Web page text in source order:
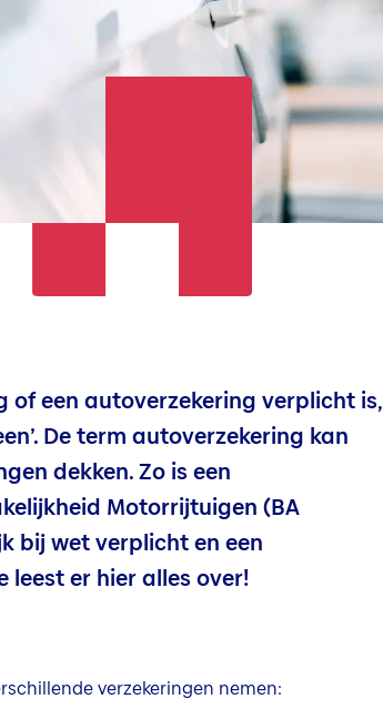
een autoverzekering verplicht is,
De term autoverzekering kan
dekken. Zo is een
Motorrijtuigen (BA
bij wet verplicht en een
leest er hier alles over!
verzekeringen nemen: